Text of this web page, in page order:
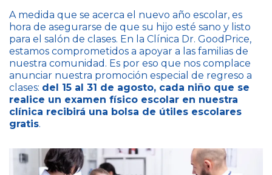
A medida que se acerca el nuevo año escolar, es
hora de asegurarse de que su hijo esté sano y listo
para el salón de clases. En la Clínica Dr. GoodPrice,
estamos comprometidos a apoyar a las familias de
nuestra comunidad. Es por eso que nos complace
anunciar nuestra promoción especial de regreso a
clases: del 15 al 31 de agosto, cada niño que se
realice un examen físico escolar en nuestra
clínica recibirá una bolsa de útiles escolares
gratis.